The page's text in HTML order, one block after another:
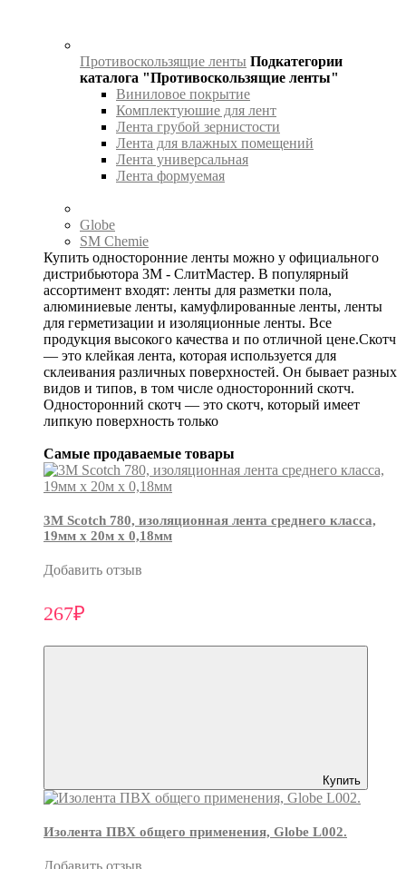
Противоскользящие ленты Подкатегории
каталога "Противоскользящие ленты"
Виниловое покрытие
Комплектуюшие для лент
Лента грубой зернистости
Лента для влажных помещений
Лента универсальная
Лента формуемая
Globe
SM Chemie
Купить односторонние ленты можно у официального
дистрибьютора 3М - СлитМастер. В популярный
ассортимент входят: ленты для разметки пола,
алюминиевые ленты, камуфлированные ленты, ленты
для герметизации и изоляционные ленты. Все
продукция высокого качества и по отличной цене.Скотч
— это клейкая лента, которая используется для
склеивания различных поверхностей. Он бывает разных
видов и типов, в том числе односторонний скотч.
Односторонний скотч — это скотч, который имеет
липкую поверхность только
Самые продаваемые товары
3М Scotch 780, изоляционная лента среднего класса,
19мм х 20м х 0,18мм
Добавить отзыв
267₽
Купить
Изолента ПВХ общего применения, Globe L002.
Добавить отзыв